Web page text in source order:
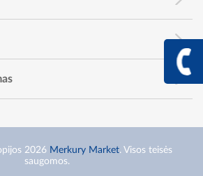
2026 Merkury Market. Visos teisės
saugomos.
+370 617
Info linija I - V 9:00 -